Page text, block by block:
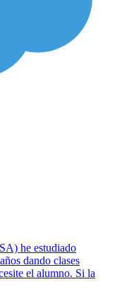
he estudiado
dando clases
el alumno. Si la